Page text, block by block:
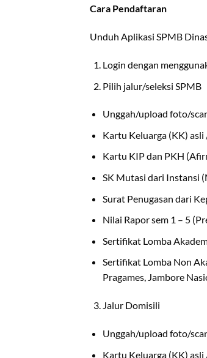
Cara Pendaftaran
Unduh Aplikasi SPMB
Login dengan
Pilih jalur/seleksi SPMB
Unggah/upload foto/
Kartu Keluarga (KK)
Kartu KIP dan PKH
SK Mutasi dari Instansi
Surat Penugasan dari
Nilai Rapor sem 1 – 5
Sertifikat Lomba
Sertifikat Lomba Non
Pragames, Jambore
Jalur Domisili
Unggah/upload foto/
Kartu Keluarga (KK)